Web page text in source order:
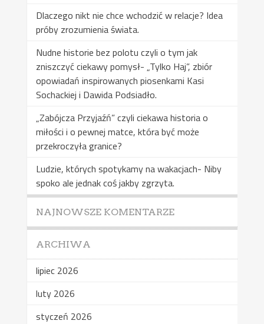
Dlaczego nikt nie chce wchodzić w relacje? Idea
próby zrozumienia świata.
Nudne historie bez polotu czyli o tym jak
zniszczyć ciekawy pomysł- „Tylko Haj”, zbiór
opowiadań inspirowanych piosenkami Kasi
Sochackiej i Dawida Podsiadło.
„Zabójcza Przyjaźń” czyli ciekawa historia o
miłości i o pewnej matce, która być może
przekroczyła granice?
Ludzie, których spotykamy na wakacjach- Niby
spoko ale jednak coś jakby zgrzyta.
NAJNOWSZE KOMENTARZE
ARCHIWA
lipiec 2026
luty 2026
styczeń 2026